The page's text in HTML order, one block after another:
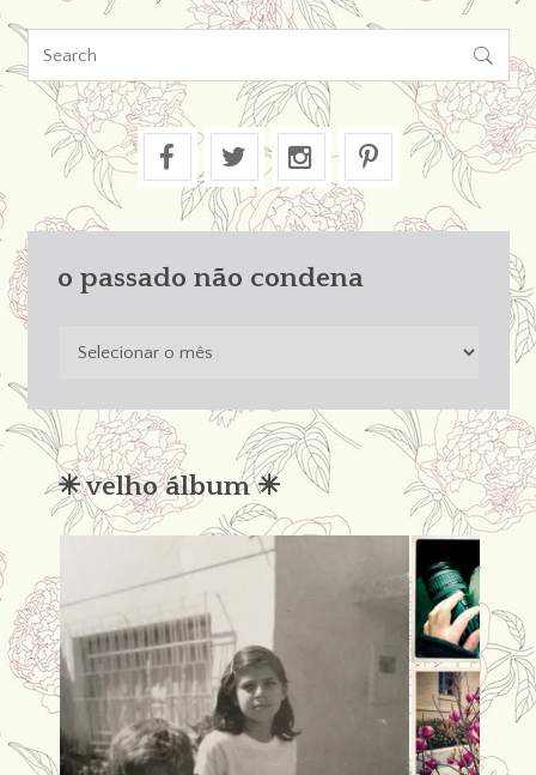

o passado não condena
condena
✳︎ velho álbum ✳︎